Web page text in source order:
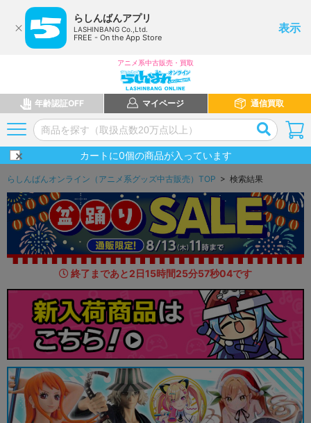
らしんばんアプリ
LASHINBANG Co.,Ltd.
FREE - On the App Store
表示
アニメ系中古販売・買取
年齢認証OFF マイページ 通信買取
カートに0個の商品が入っています
らしんばんオンライン（アニメ系グッズ中古販売）TOP > 検索結果
終了まであと2日15時間25分55秒97です